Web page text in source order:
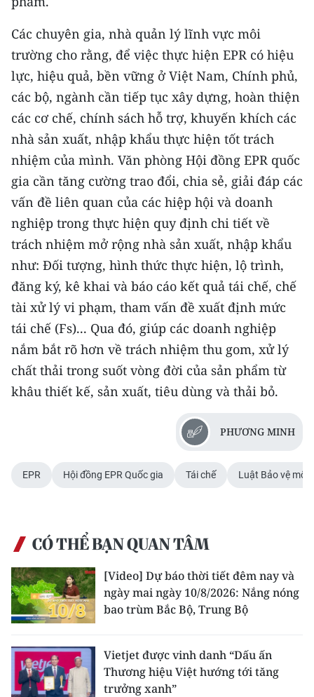
Các chuyên gia, nhà quản lý lĩnh vực môi
trường cho rằng, để việc thực hiện EPR có hiệu
lực, hiệu quả, bền vững ở Việt Nam, Chính phủ,
các bộ, ngành cần tiếp tục xây dựng, hoàn thiện
các cơ chế, chính sách hỗ trợ, khuyến khích các
nhà sản xuất, nhập khẩu thực hiện tốt trách
nhiệm của mình. Văn phòng Hội đồng EPR quốc
gia cần tăng cường trao đổi, chia sẻ, giải đáp các
vấn đề liên quan của các hiệp hội và doanh
nghiệp trong thực hiện quy định chi tiết về
trách nhiệm mở rộng nhà sản xuất, nhập khẩu
như: Ðối tượng, hình thức thực hiện, lộ trình,
đăng ký, kê khai và báo cáo kết quả tái chế, chế
tài xử lý vi phạm, tham vấn đề xuất định mức
tái chế (Fs)... Qua đó, giúp các doanh nghiệp
nắm bắt rõ hơn về trách nhiệm thu gom, xử lý
chất thải trong suốt vòng đời của sản phẩm từ
khâu thiết kế, sản xuất, tiêu dùng và thải bỏ.
PHƯƠNG MINH
EPR Hội đồng EPR Quốc gia Tái chế Luật Bảo vệ môi
CÓ THỂ BẠN QUAN TÂM
[Video] Dự báo thời tiết đêm nay và
ngày mai ngày 10/8/2026: Nắng nóng
bao trùm Bắc Bộ, Trung Bộ
Vietjet được vinh danh “Dấu ấn
Thương hiệu Việt hướng tới tăng
trưởng xanh”